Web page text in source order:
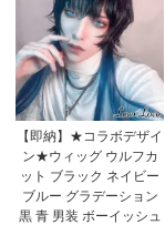
【即納】★コラボデザイ
ン★ウィッグ ウルフカ
ット ブラック ネイビー
ブルー グラデーション
黒 青 男装 ボーイッシュ